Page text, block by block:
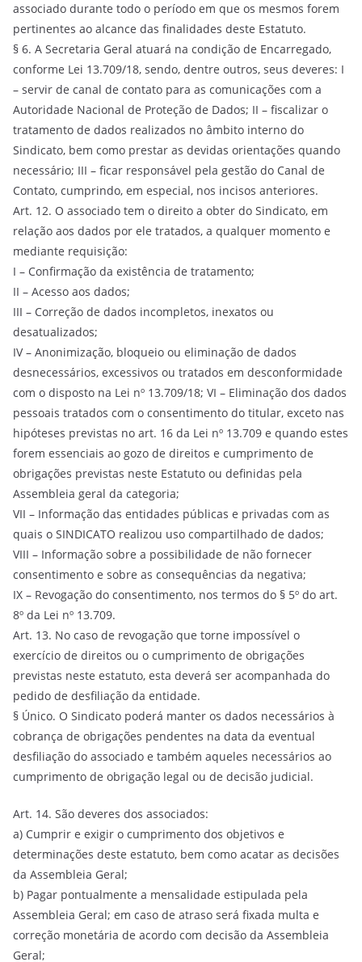
associado durante todo o período em que os mesmos forem
pertinentes ao alcance das finalidades deste Estatuto.
§ 6. A Secretaria Geral atuará na condição de Encarregado,
conforme Lei 13.709/18, sendo, dentre outros, seus deveres: I
– servir de canal de contato para as comunicações com a
Autoridade Nacional de Proteção de Dados; II – fiscalizar o
tratamento de dados realizados no âmbito interno do
Sindicato, bem como prestar as devidas orientações quando
necessário; III – ficar responsável pela gestão do Canal de
Contato, cumprindo, em especial, nos incisos anteriores.
Art. 12. O associado tem o direito a obter do Sindicato, em
relação aos dados por ele tratados, a qualquer momento e
mediante requisição:
I – Confirmação da existência de tratamento;
II – Acesso aos dados;
III – Correção de dados incompletos, inexatos ou
desatualizados;
IV – Anonimização, bloqueio ou eliminação de dados
desnecessários, excessivos ou tratados em desconformidade
com o disposto na Lei nº 13.709/18; VI – Eliminação dos dados
pessoais tratados com o consentimento do titular, exceto nas
hipóteses previstas no art. 16 da Lei nº 13.709 e quando estes
forem essenciais ao gozo de direitos e cumprimento de
obrigações previstas neste Estatuto ou definidas pela
Assembleia geral da categoria;
VII – Informação das entidades públicas e privadas com as
quais o SINDICATO realizou uso compartilhado de dados;
VIII – Informação sobre a possibilidade de não fornecer
consentimento e sobre as consequências da negativa;
IX – Revogação do consentimento, nos termos do § 5º do art.
8º da Lei nº 13.709.
Art. 13. No caso de revogação que torne impossível o
exercício de direitos ou o cumprimento de obrigações
previstas neste estatuto, esta deverá ser acompanhada do
pedido de desfiliação da entidade.
§ Único. O Sindicato poderá manter os dados necessários à
cobrança de obrigações pendentes na data da eventual
desfiliação do associado e também aqueles necessários ao
cumprimento de obrigação legal ou de decisão judicial.
Art. 14. São deveres dos associados:
a) Cumprir e exigir o cumprimento dos objetivos e
determinações deste estatuto, bem como acatar as decisões
da Assembleia Geral;
b) Pagar pontualmente a mensalidade estipulada pela
Assembleia Geral; em caso de atraso será fixada multa e
correção monetária de acordo com decisão da Assembleia
Geral;